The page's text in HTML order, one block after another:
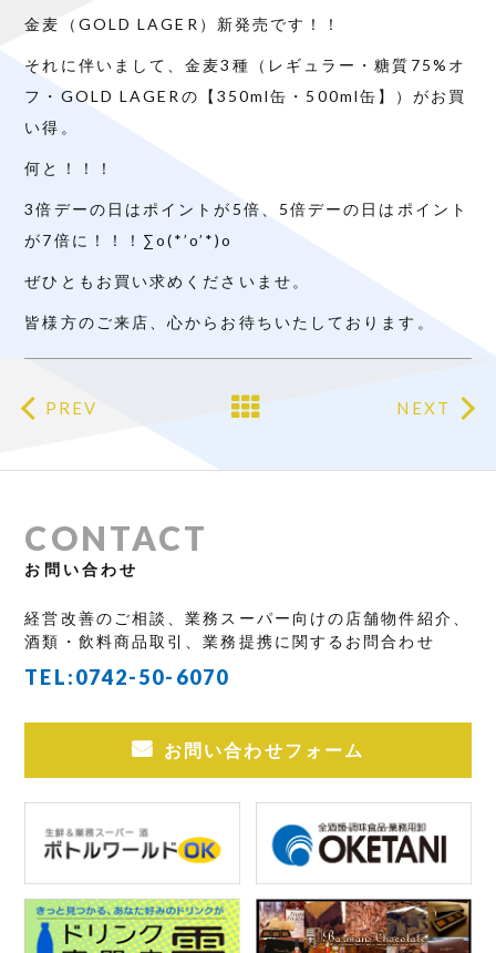
金麦（GOLD LAGER）新発売です！！
それに伴いまして、金麦3種（レギュラー・糖質75%オ
フ・GOLD LAGERの【350ml缶・500ml缶】）がお買
い得。
何と！！！
3倍デーの日はポイントが5倍、5倍デーの日はポイント
が7倍に！！！∑o(*’o’*)o
ぜひともお買い求めくださいませ。
皆様方のご来店、心からお待ちいたしております。
PREV NEXT
CONTACT
お問い合わせ
経営改善のご相談、業務スーパー向けの店舗物件紹介、
酒類・飲料商品取引、業務提携に関するお問合わせ
TEL:0742-50-6070
お問い合わせフォーム